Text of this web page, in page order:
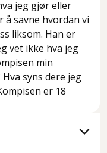
jeg gjør eller
å savne hvordan vi
liksom. Han er
vet ikke hva jeg
min
syns dere jeg
er 18